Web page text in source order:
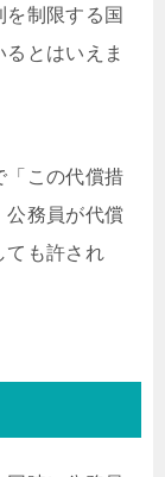
制限する国
とはいえま
「この代償措
公務員が代償
ても許され